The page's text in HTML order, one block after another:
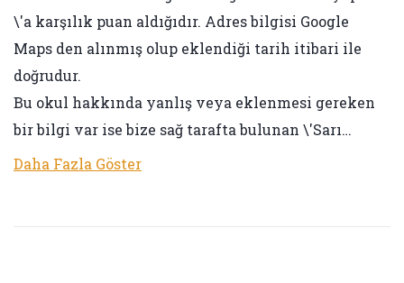
\'a karşılık puan aldığıdır. Adres bilgisi Google
Maps den alınmış olup eklendiği tarih itibari ile
doğrudur.
Bu okul hakkında yanlış veya eklenmesi gereken
bir bilgi var ise bize sağ tarafta bulunan \'Sarı…
Daha Fazla Göster